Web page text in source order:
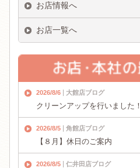
お店情報へ
お店一覧へ
2026/8/6 大館店ブログ
クリーンアップを行いました！
2026/8/5 角館店ブログ
【８月】休日のご案内
2026/8/5 仁井田店ブログ